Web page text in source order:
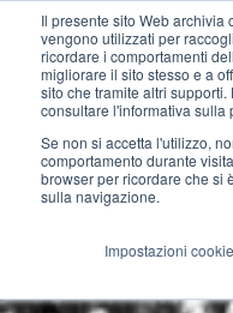
Il presente sito Web archivia
vengono utilizzati per
ricordare i comportamenti
migliorare il sito stesso e a
sito che tramite altri
consultare l'informativa sulla
Se non si accetta l'utilizzo,
comportamento durante
browser per ricordare che si
sulla navigazione.
Impostazioni cookie